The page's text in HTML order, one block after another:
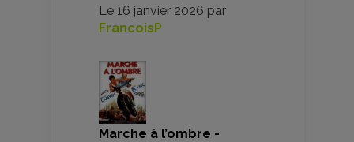
Le 16 janvier 2026 par
FrancoisP
Marche à l’ombre -